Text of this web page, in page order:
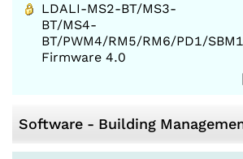
LDALI-MS2-BT/MS3-
BT/MS4-
BT/PWM4/RM5/RM6/PD1/
Firmware 4.0
Software - Building